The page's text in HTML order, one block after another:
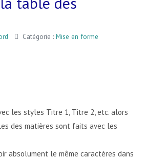
Catégorie : Mise en forme
les styles Titre 1, Titre 2, etc. alors
des matières sont faits avec les
absolument le même caractères dans